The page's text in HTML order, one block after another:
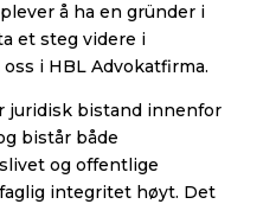
å ha en gründer i
et steg videre i
i HBL Advokatfirma.
juridisk bistand innenfor
bistår både
og offentlige
integritet høyt. Det